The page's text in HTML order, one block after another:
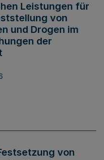
Leistungen für
von
und Drogen im
der
von